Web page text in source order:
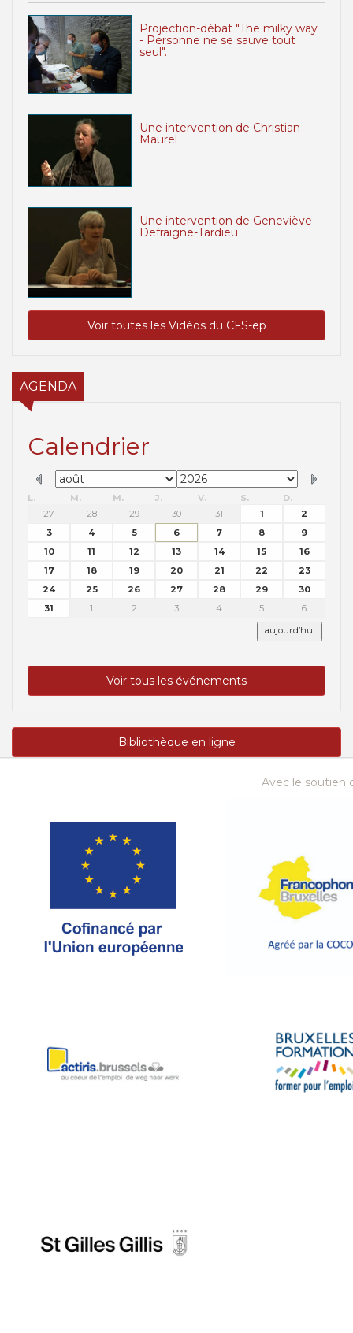
Projection-débat "The milky way
- Personne ne se sauve tout
seul".
Une intervention de Christian
Maurel
Une intervention de Geneviève
Defraigne-Tardieu
Voir toutes les Vidéos du CFS-ep
AGENDA
Calendrier
L. M. M. J. V. S.
D.
27
28 29 30 31 1
2
3
4 5 6 7 8
9
10
11 12 13 14 15
16
17
18 19 20 21 22
23
24
25 26 27 28 29
30
31
1 2 3 4 5 6
aujourd’hui
Voir tous les événements
Bibliothèque en ligne
Avec le soutien